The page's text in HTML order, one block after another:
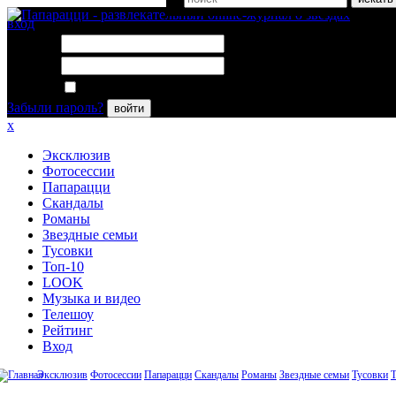
вход
Забыли пароль?
войти
x
Эксклюзив
Фотосессии
Папарацци
Скандалы
Романы
Звездные семьи
Тусовки
Топ-10
LOOK
Музыка и видео
Телешоу
Рейтинг
Вход
Эксклюзив Фотосессии Папарацци Скандалы Романы Звездные семьи Тусовки